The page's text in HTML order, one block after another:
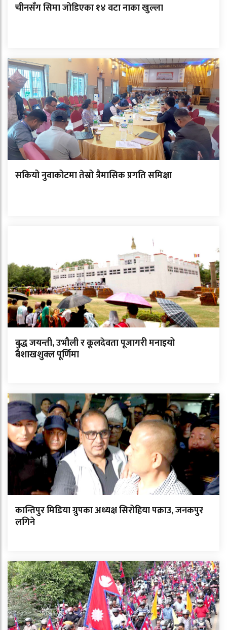
चीनसँग सिमा जोडिएका १४ वटा नाका खुल्ला
सकियो नुवाकोटमा तेस्रो त्रैमासिक प्रगति समिक्षा
बुद्ध जयन्ती, उभौली र कूलदेवता पूजागरी मनाइयो
बैशाखशुक्ल पूर्णिमा
कान्तिपुर मिडिया ग्रुपका अध्यक्ष सिरोहिया पक्राउ, जनकपुर
लगिने